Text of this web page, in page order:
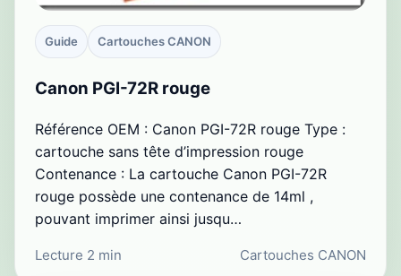
Guide Cartouches CANON
Canon PGI-72R rouge
Référence OEM : Canon PGI-72R rouge Type :
cartouche sans tête d’impression rouge
Contenance : La cartouche Canon PGI-72R
rouge possède une contenance de 14ml ,
pouvant imprimer ainsi jusqu…
Lecture 2 min Cartouches CANON